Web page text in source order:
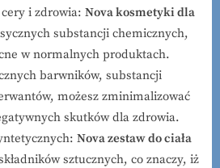
i zdrowia: Nova kosmetyki dla
substancji chemicznych,
w normalnych produktach.
barwników, substancji
możesz zminimalizować
skutków dla zdrowia.
Nova zestaw do ciała
sztucznych, co znaczy, iż